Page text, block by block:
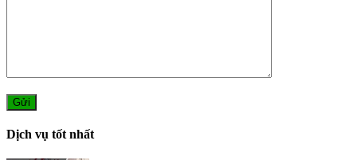
Dịch vụ tốt nhất